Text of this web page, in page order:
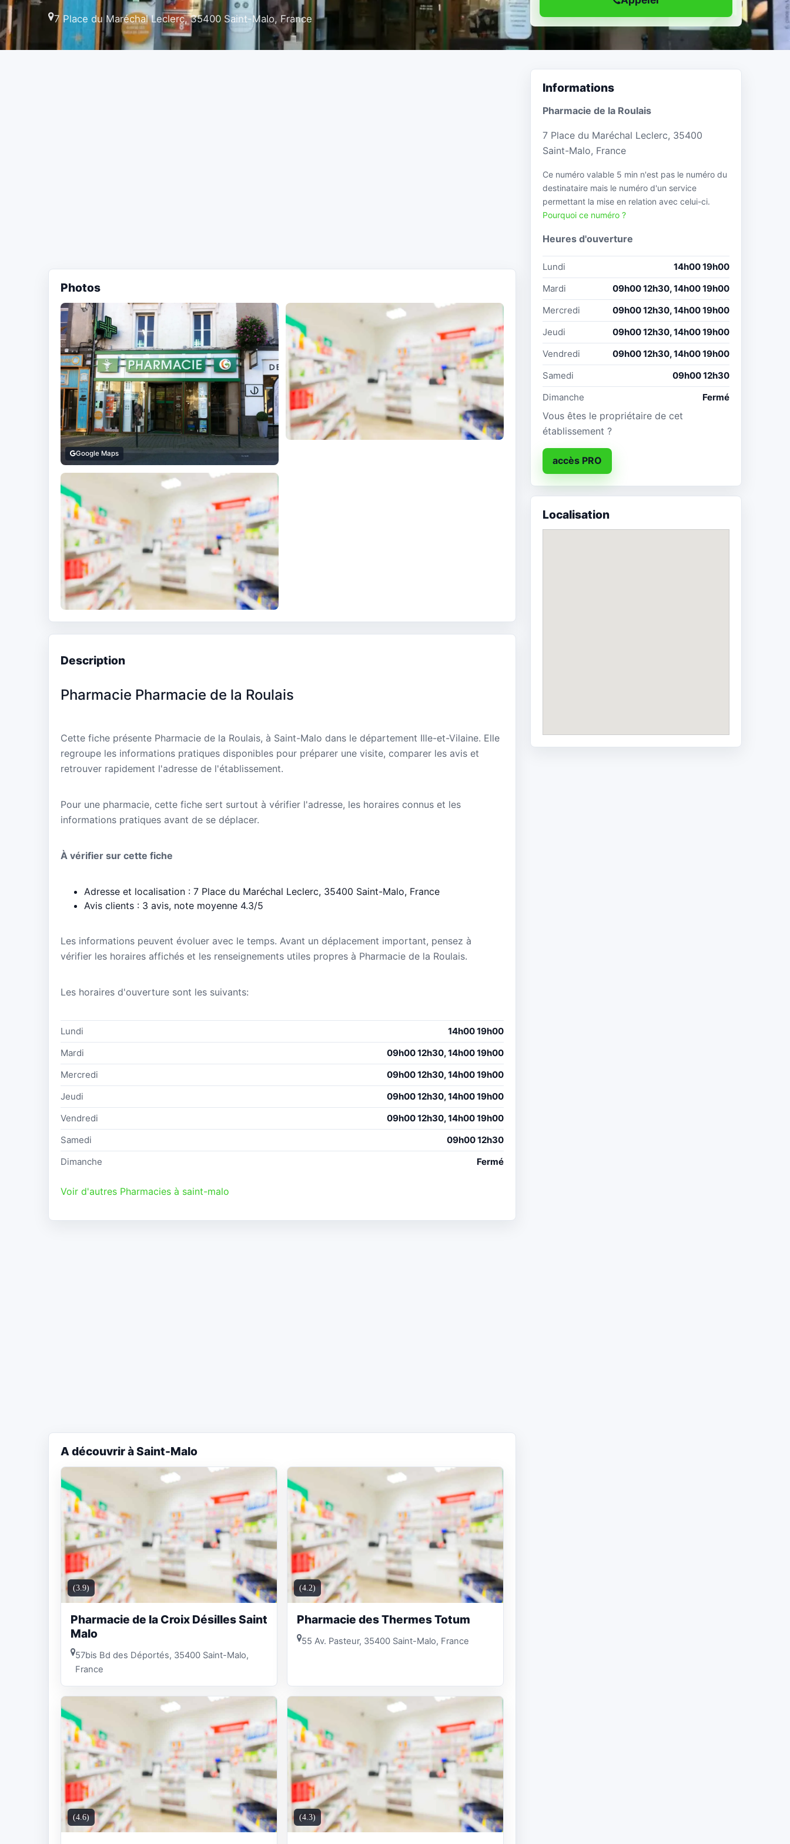
7 Place du Maréchal Leclerc, 35400 Saint-Malo, France
Photos
Google Maps
Description
Pharmacie Pharmacie de la Roulais
Cette fiche présente Pharmacie de la Roulais, à Saint-Malo dans le département Ille-et-Vilaine. Elle
regroupe les informations pratiques disponibles pour préparer une visite, comparer les avis et
retrouver rapidement l'adresse de l'établissement.
Pour une pharmacie, cette fiche sert surtout à vérifier l'adresse, les horaires connus et les
informations pratiques avant de se déplacer.
À vérifier sur cette fiche
Adresse et localisation : 7 Place du Maréchal Leclerc, 35400 Saint-Malo, France
Avis clients : 3 avis, note moyenne 4.3/5
Les informations peuvent évoluer avec le temps. Avant un déplacement important, pensez à
vérifier les horaires affichés et les renseignements utiles propres à Pharmacie de la Roulais.
Les horaires d'ouverture sont les suivants:
Lundi
14h00 19h00
Mardi
09h00 12h30, 14h00 19h00
Mercredi
09h00 12h30, 14h00 19h00
Jeudi
09h00 12h30, 14h00 19h00
Vendredi
09h00 12h30, 14h00 19h00
Samedi
09h00 12h30
Dimanche
Fermé
Voir d'autres Pharmacies à saint-malo
A découvrir à Saint-Malo
(3.9)
Pharmacie de la Croix Désilles Saint
Malo
57bis Bd des Déportés, 35400 Saint-Malo,
France
(4.2)
Pharmacie des Thermes Totum
55 Av. Pasteur, 35400 Saint-Malo, France
(4.6) (4.3)
Informations
Pharmacie de la Roulais
7 Place du Maréchal Leclerc, 35400
Saint-Malo, France
Ce numéro valable 5 min n'est pas le numéro du
destinataire mais le numéro d'un service
permettant la mise en relation avec celui-ci.
Pourquoi ce numéro ?
Heures d'ouverture
Lundi
14h00 19h00
Mardi
09h00 12h30, 14h00 19h00
Mercredi
09h00 12h30, 14h00 19h00
Jeudi
09h00 12h30, 14h00 19h00
Vendredi
09h00 12h30, 14h00 19h00
Samedi
09h00 12h30
Dimanche
Fermé
Vous êtes le propriétaire de cet
établissement ?
accès PRO
Localisation